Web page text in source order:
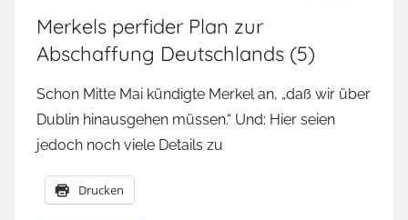
Merkels perfider Plan zur
Abschaffung Deutschlands (5)
Schon Mitte Mai kündigte Merkel an, „daß wir über
Dublin hinausgehen müssen.“ Und: Hier seien
jedoch noch viele Details zu
Drucken